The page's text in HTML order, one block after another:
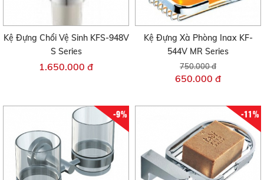
Kệ Đựng Chổi Vệ Sinh KFS-948V
S Series
1.650.000 đ
Kệ Đựng Xà Phòng Inax KF-
544V MR Series
750.000 đ
650.000 đ
-9% -11%